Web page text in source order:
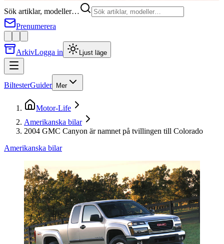
Sök artiklar, modeller…
Prenumerera
ArkivLogga in Ljust läge
BiltesterGuider Mer
Motor-Life
Amerikanska bilar
2004 GMC Canyon är namnet på tvillingen till Colorado
Amerikanska bilar